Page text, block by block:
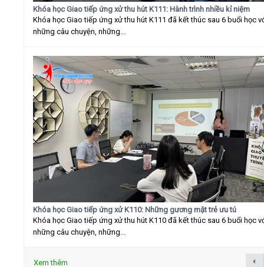
Khóa học Giao tiếp ứng xử thu hút K111: Hành trình nhiều kỉ niệm
Khóa học Giao tiếp ứng xử thu hút K111 đã kết thúc sau 6 buổi học
những câu chuyện, những...
Khóa học Giao tiếp ứng xử K110: Những gương mặt trẻ ưu tú
Khóa học Giao tiếp ứng xử thu hút K110 đã kết thúc sau 6 buổi học
những câu chuyện, những...
Xem thêm